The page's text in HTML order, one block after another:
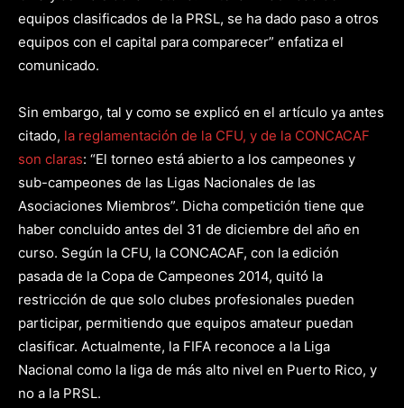
equipos clasificados de la PRSL, se ha dado paso a otros
equipos con el capital para comparecer” enfatiza el
comunicado.
Sin embargo, tal y como se explicó en el artículo ya antes
citado, la reglamentación de la CFU, y de la CONCACAF
son claras: “El torneo está abierto a los campeones y
sub-campeones de las Ligas Nacionales de las
Asociaciones Miembros”. Dicha competición tiene que
haber concluido antes del 31 de diciembre del año en
curso. Según la CFU, la CONCACAF, con la edición
pasada de la Copa de Campeones 2014, quitó la
restricción de que solo clubes profesionales pueden
participar, permitiendo que equipos amateur puedan
clasificar. Actualmente, la FIFA reconoce a la Liga
Nacional como la liga de más alto nivel en Puerto Rico, y
no a la PRSL.